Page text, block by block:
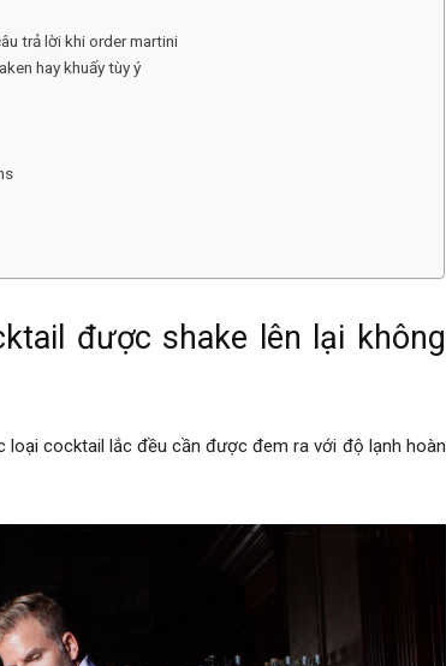
trả lời khi order martini
hay khuấy tùy ý
được shake lên lại không
loại cocktail lắc đều cần được đem ra với độ lạnh hoàn